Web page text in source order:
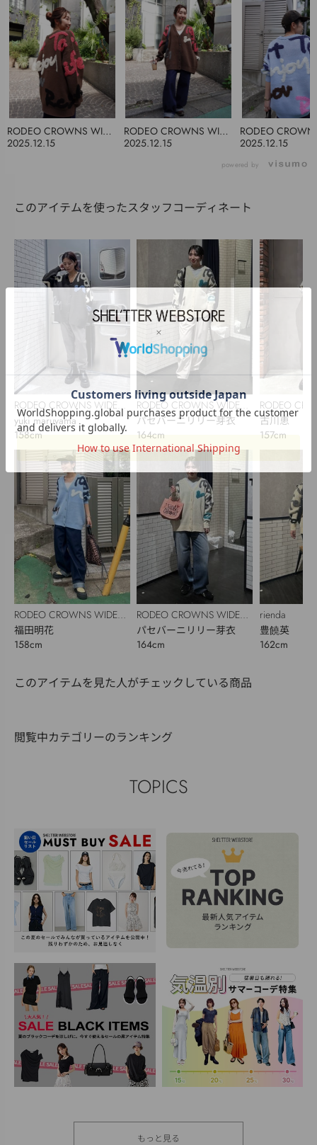
2025.12.15
RODEO CROWNS WIDE
BOWL
2025.12.15
RODEO CROWNS WIDE
BOWL
2025.12.15
RODEO
BOWL
powered by
このアイテムを使ったスタッフコーディネート
RODEO CROWNS WIDE
BOWL
yuki maruyama
158cm
RODEO CROWNS WIDE
BOWL
福田明花
158cm
RODEO CROWNS WIDE
BOWL
パセバーニリリー芽衣
164cm
RODEO CROWNS WIDE
BOWL
パセバーニリリー芽衣
164cm
RODEO
BOWL
古川恵
157cm
rienda
豊饒英
162cm
このアイテムを見た人がチェックしている商品
閲覧中カテゴリーのランキング
TOPICS
もっと見る